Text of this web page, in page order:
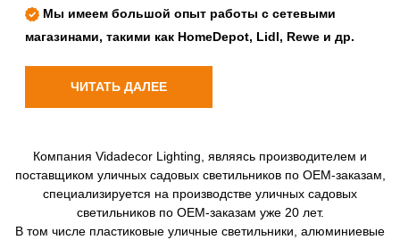
Мы имеем большой опыт работы с сетевыми
магазинами, такими как HomeDepot, Lidl, Rewe и др.
ЧИТАТЬ ДАЛЕЕ
Компания Vidadecor Lighting, являясь производителем и
поставщиком уличных садовых светильников по OEM-заказам,
специализируется на производстве уличных садовых
светильников по OEM-заказам уже 20 лет.
В том числе пластиковые уличные светильники, алюминиевые